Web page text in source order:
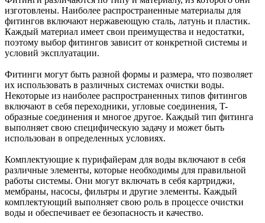
изготовлены. Наиболее распространенные материалы для
фитингов включают нержавеющую сталь, латунь и пластик.
Каждый материал имеет свои преимущества и недостатки,
поэтому выбор фитингов зависит от конкретной системы и
условий эксплуатации.
Фитинги могут быть разной формы и размера, что позволяет
их использовать в различных системах очистки воды.
Некоторые из наиболее распространенных типов фитингов
включают в себя переходники, угловые соединения, T-
образные соединения и многое другое. Каждый тип фитинга
выполняет свою специфическую задачу и может быть
использован в определенных условиях.
Комплектующие к пурифайерам для воды включают в себя
различные элементы, которые необходимы для правильной
работы системы. Они могут включать в себя картриджи,
мембраны, насосы, фильтры и другие элементы. Каждый
комплектующий выполняет свою роль в процессе очистки
воды и обеспечивает ее безопасность и качество.